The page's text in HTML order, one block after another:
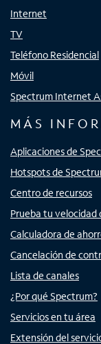
Internet
TV
Teléfono Residencial
Móvil
Spectrum Internet
MÁS
Aplicaciones de
Hotspots de
Centro de recursos
Prueba tu
Calculadora de
Cancelación de
Lista de canales
¿Por qué Spectrum?
Servicios en tu área
Extensión del